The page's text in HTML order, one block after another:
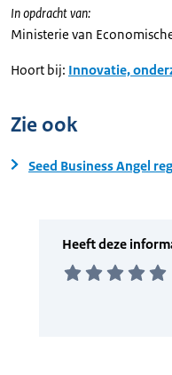
In opdracht van:
Ministerie van
Hoort bij: Innovatie,
Zie ook
Seed Business Angel